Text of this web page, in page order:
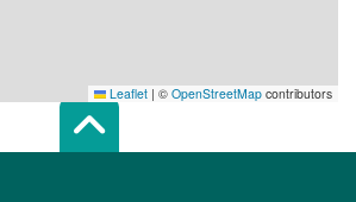
Leaflet | © OpenStreetMap contributors
Scroll top of